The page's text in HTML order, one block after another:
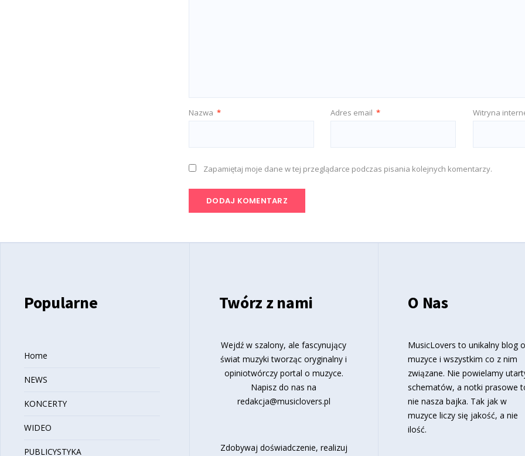
Nazwa * Adres email * Witryna
Zapamiętaj moje dane w tej przeglądarce podczas pisania kolejnych komentarzy.
Popularne
Home
NEWS
KONCERTY
WIDEO
PUBLICYSTYKA
Twórz z nami
Wejdź w szalony, ale fascynujący
świat muzyki tworząc oryginalny i
opiniotwórczy portal o muzyce.
Napisz do nas na
redakcja@musiclovers.pl
Zdobywaj doświadczenie, realizuj
O Nas
MusicLovers to unikalny blog o
muzyce i wszystkim co z nim
związane. Nie powielamy
schematów, a notki prasowe
nie nasza bajka. Tak jak w
muzyce liczy się jakość, a nie
ilość.